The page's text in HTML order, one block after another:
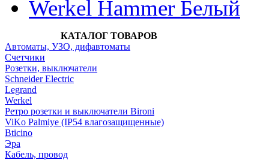
Werkel Hammer Белый
КАТАЛОГ ТОВАРОВ
Автоматы, УЗО, дифавтоматы
Счетчики
Розетки, выключатели
Schneider Electric
Legrand
Werkel
Ретро розетки и выключатели Bironi
ViKo Palmiye (IP54 влагозащищенные)
Bticino
Эра
Кабель, провод